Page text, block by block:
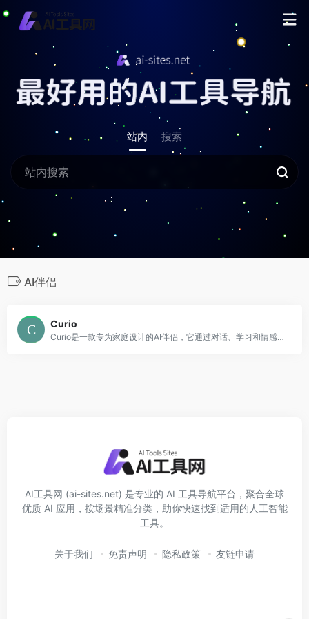
站内 搜索
AI伴侣
Curio
Curio是一款专为家庭设计的AI伴侣，它通过对话、学习和情感连接，为家庭成员带来独一无二的互动体验。
AI工具网 (ai-sites.net) 是专业的 AI 工具导航平台，聚合全球
优质 AI 应用，按场景精准分类，助你快速找到适用的人工智能
工具。
关于我们 免责声明 隐私政策 友链申请